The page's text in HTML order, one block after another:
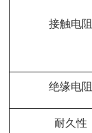
接触电阻
绝缘电阻
耐久性